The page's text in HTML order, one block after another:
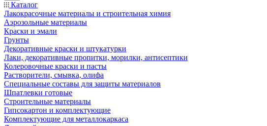
Каталог
Лакокрасочные материалы и строительная химия
Аэрозольные материалы
Краски и эмали
Грунты
Декоративные краски и штукатурки
Лаки, декоративные пропитки, морилки, антисептики
Колеровочные краски и пасты
Растворители, смывка, олифа
Специальные составы для защиты материалов
Шпатлевки готовые
Строительные материалы
Гипсокартон и комплектующие
Комплектующие для металлокаркаса